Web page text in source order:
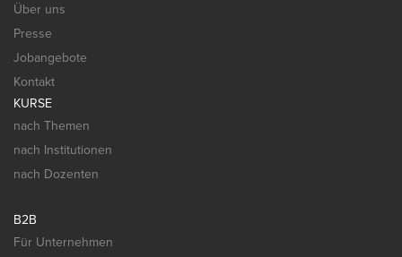
Über uns
Presse
Jobangebote
Kontakt
KURSE
nach Themen
nach Institutionen
nach Dozenten
B2B
Für Unternehmen